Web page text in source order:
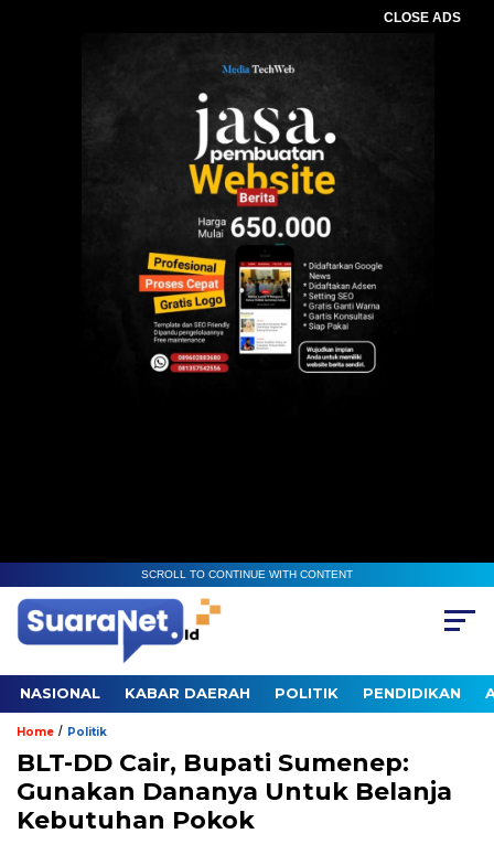
CLOSE ADS
SCROLL TO CONTINUE WITH CONTENT
NASIONAL KABAR DAERAH POLITIK PENDIDIKAN
Home / Politik
BLT-DD Cair, Bupati Sumenep:
Gunakan Dananya Untuk Belanja
Kebutuhan Pokok